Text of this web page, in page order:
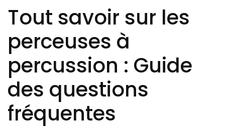
Tout savoir sur les
perceuses à
percussion : Guide
des questions
fréquentes